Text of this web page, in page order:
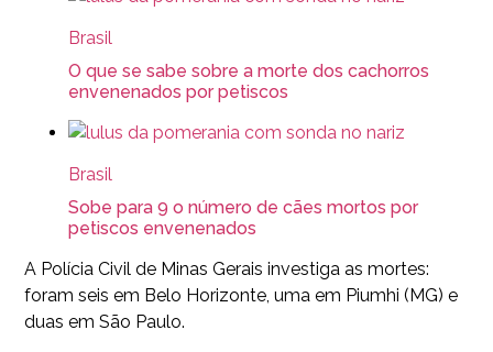
Brasil
O que se sabe sobre a morte dos cachorros
envenenados por petiscos
Brasil
Sobe para 9 o número de cães mortos por
petiscos envenenados
A Polícia Civil de Minas Gerais investiga as mortes:
foram seis em Belo Horizonte, uma em Piumhi (MG) e
duas em São Paulo.